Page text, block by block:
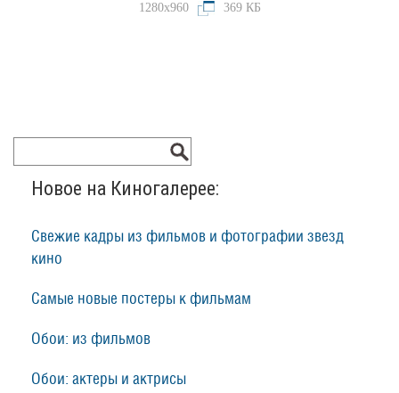
1280x960 369 КБ
Новое на Киногалерее:
Свежие кадры из фильмов и фотографии звезд
кино
Самые новые постеры к фильмам
Обои: из фильмов
Обои: актеры и актрисы